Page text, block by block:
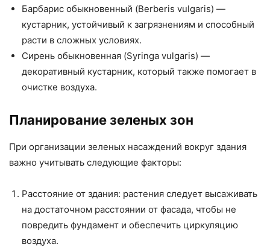
Барбарис обыкновенный (Berberis vulgaris) —
кустарник, устойчивый к загрязнениям и способный
расти в сложных условиях.
Сирень обыкновенная (Syringa vulgaris) —
декоративный кустарник, который также помогает в
очистке воздуха.
Планирование зеленых зон
При организации зеленых насаждений вокруг здания
важно учитывать следующие факторы:
Расстояние от здания: растения следует высаживать
на достаточном расстоянии от фасада, чтобы не
повредить фундамент и обеспечить циркуляцию
воздуха.